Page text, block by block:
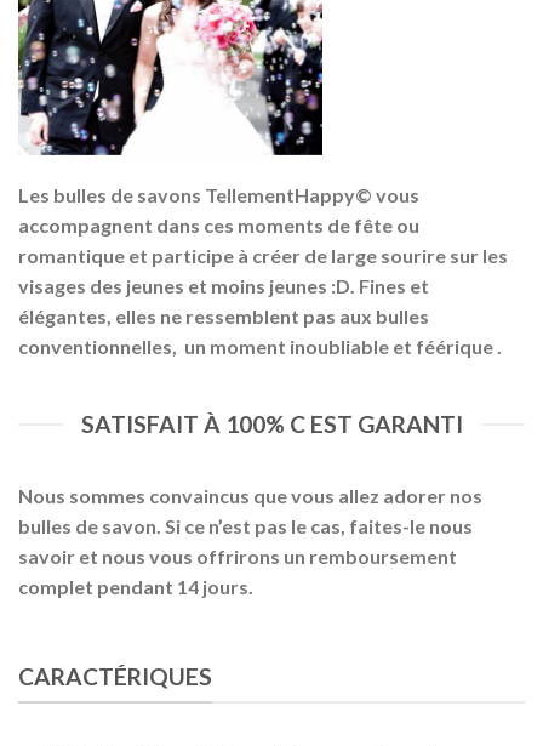
Les bulles de savons TellementHappy© vous
accompagnent dans ces moments de fête ou
romantique et participe à créer de large sourire sur les
visages des jeunes et moins jeunes :D. Fines et
élégantes, elles ne ressemblent pas aux bulles
conventionnelles, un moment inoubliable et féérique .
SATISFAIT À 100% C EST GARANTI
Nous sommes convaincus que vous allez adorer nos
bulles de savon. Si ce n’est pas le cas, faites-le nous
savoir et nous vous offrirons un remboursement
complet pendant 14 jours.
CARACTÉRIQUES